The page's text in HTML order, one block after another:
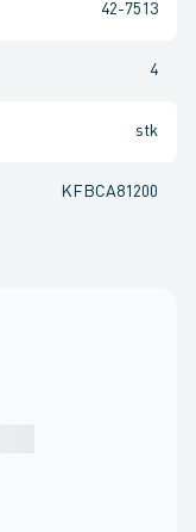
42-7513
4
stk
KFBCA81200